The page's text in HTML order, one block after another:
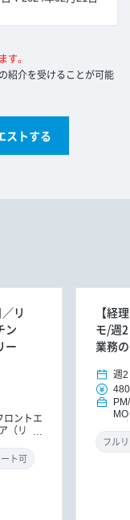
す。
紹介を受けることが可能
ストする
リ
ン
ー
ロントエ
（リー
ト可
【経
モ/週
業務
週2
ン
フル